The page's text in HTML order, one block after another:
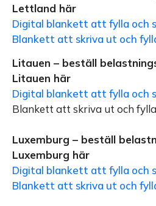
Lettland här
Digital blankett att fylla och
Blankett att skriva ut och
Litauen – beställ
Litauen här
Digital blankett att fylla och
Blankett att skriva ut och
Luxemburg – beställ
Luxemburg här
Digital blankett att fylla och
Blankett att skriva ut och